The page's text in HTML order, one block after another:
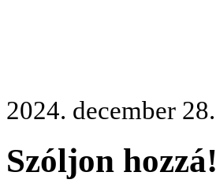
2024. december 28.
Szóljon hozzá!